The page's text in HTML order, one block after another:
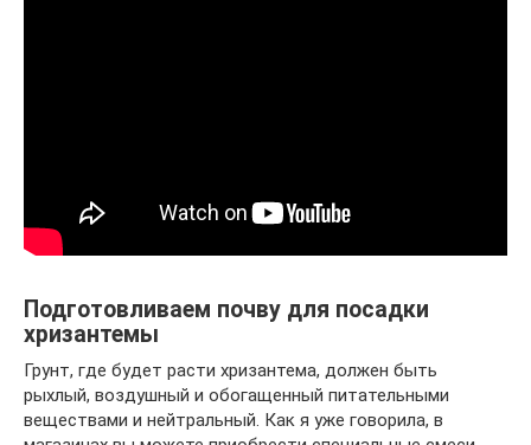
Подготовливаем почву для посадки
хризантемы
Грунт, где будет расти хризантема, должен быть
рыхлый, воздушный и обогащенный питательными
веществами и нейтральный. Как я уже говорила, в